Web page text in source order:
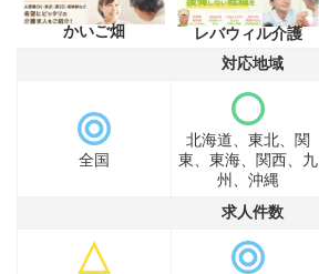
かいご畑 レバウィル介護
対応地域
全国
北海道、東北、関
東、東海、関西、九
州、沖縄
求人件数